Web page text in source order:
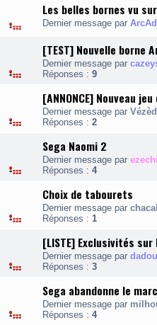
Les belles bornes vu
Dernier message par
[TEST] Nouvelle borne
Dernier message par
Réponses : 9
[ANNONCE] Nouveau
Dernier message par
Réponses : 2
Sega Naomi 2
Dernier message par
Réponses : 4
Choix de tabourets
Dernier message par
Réponses : 1
[LISTE] Exclusivités sur
Dernier message par dadou
Réponses : 3
Sega abandonne le
Dernier message par
Réponses : 4